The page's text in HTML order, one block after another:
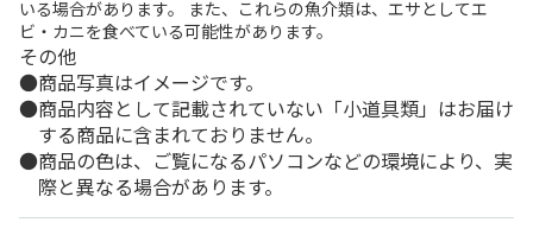
いる場合があります。 また、これらの魚介類は、エサとしてエ
ビ・カニを食べている可能性があります。
その他
商品写真はイメージです。
商品内容として記載されていない「小道具類」はお届け
する商品に含まれておりません。
商品の色は、ご覧になるパソコンなどの環境により、実
際と異なる場合があります。